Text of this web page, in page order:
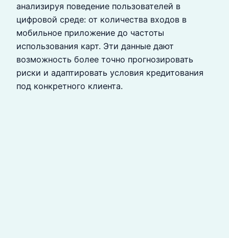
анализируя поведение пользователей в
цифровой среде: от количества входов в
мобильное приложение до частоты
использования карт. Эти данные дают
возможность более точно прогнозировать
риски и адаптировать условия кредитования
под конкретного клиента.